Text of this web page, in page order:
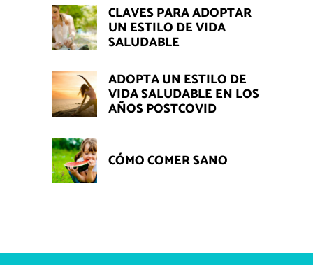
CLAVES PARA ADOPTAR
UN ESTILO DE VIDA
SALUDABLE
ADOPTA UN ESTILO DE
VIDA SALUDABLE EN LOS
AÑOS POSTCOVID
CÓMO COMER SANO